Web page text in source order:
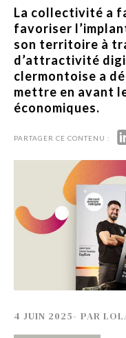
La collectivité a
favoriser
son territoire à
d’attractivité
clermontoise a
mettre en avant
économiques.
PARTAGER CE CONTENU :
4 JUIN 2025- PAR